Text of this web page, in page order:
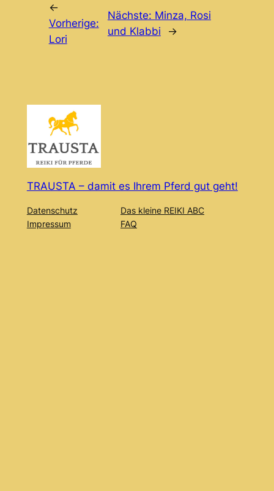
←
Vorherige:
Lori
Nächste: Minza, Rosi
und Klabbi
→
TRAUSTA – damit es Ihrem Pferd gut geht!
Datenschutz
Impressum
Das kleine REIKI ABC
FAQ